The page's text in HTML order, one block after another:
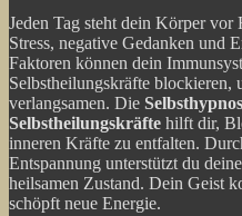
Jeden Tag steht dein Körper
Stress, negative Gedanken und
Faktoren können dein
Selbstheilungskräfte blockieren,
verlangsamen. Die
Selbstheilungskräfte hilft dir,
inneren Kräfte zu entfalten.
Entspannung unterstützt du
heilsamen Zustand. Dein Geist
schöpft neue Energie.